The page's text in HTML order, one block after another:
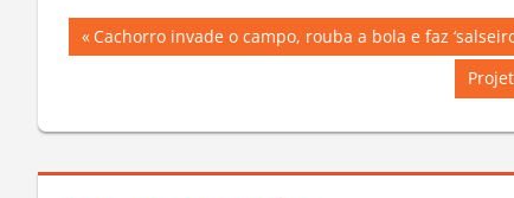
Navegação
Post
Previous
Post:
Cachorro invade o campo, rouba a bola e faz
Next
Post: